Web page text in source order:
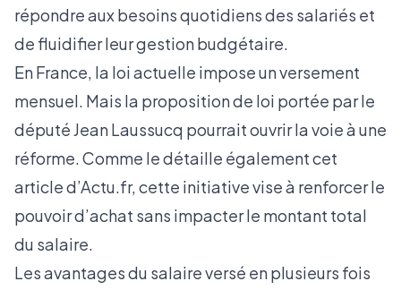
répondre aux besoins quotidiens des salariés et
de fluidifier leur gestion budgétaire.
En France, la loi actuelle impose un versement
mensuel. Mais la proposition de loi portée par le
député Jean Laussucq pourrait ouvrir la voie à une
réforme. Comme le détaille égalementcet
article d’Actu.fr, cette initiative vise à renforcer le
pouvoir d’achat sans impacter le montant total
du salaire.
Les avantages du salaire versé en plusieurs fois